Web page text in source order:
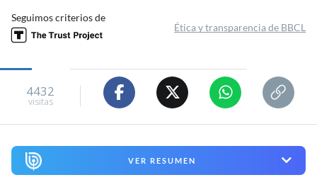
Seguimos criterios de
Ética y transparencia de BBCL
4432
visitas
VER RESUMEN